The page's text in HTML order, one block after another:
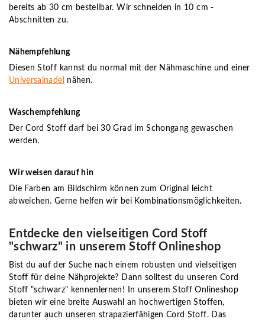
bereits ab 30 cm bestellbar. Wir schneiden in 10 cm -
Abschnitten zu.
Nähempfehlung
Diesen Stoff kannst du normal mit der Nähmaschine und einer
Universalnadel
nähen.
Waschempfehlung
Der Cord Stoff darf bei 30 Grad im Schongang gewaschen
werden.
Wir weisen darauf hin
Die Farben am Bildschirm können zum Original leicht
abweichen. Gerne helfen wir bei Kombinationsmöglichkeiten.
Entdecke den vielseitigen Cord Stoff
"schwarz" in unserem Stoff Onlineshop
Bist du auf der Suche nach einem robusten und vielseitigen
Stoff für deine Nähprojekte? Dann solltest du unseren Cord
Stoff "schwarz" kennenlernen! In unserem Stoff Onlineshop
bieten wir eine breite Auswahl an hochwertigen Stoffen,
darunter auch unseren strapazierfähigen Cord Stoff. Das